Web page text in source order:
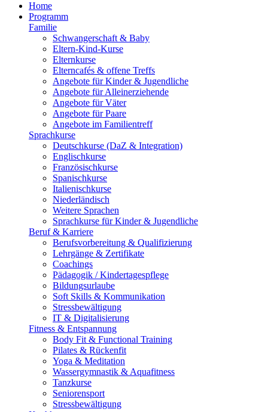
Home
Programm
Familie
Schwangerschaft & Baby
Eltern-Kind-Kurse
Elternkurse
Elterncafés & offene Treffs
Angebote für Kinder & Jugendliche
Angebote für Alleinerziehende
Angebote für Väter
Angebote für Paare
Angebote im Familientreff
Sprachkurse
Deutschkurse (DaZ & Integration)
Englischkurse
Französischkurse
Spanischkurse
Italienischkurse
Niederländisch
Weitere Sprachen
Sprachkurse für Kinder & Jugendliche
Beruf & Karriere
Berufsvorbereitung & Qualifizierung
Lehrgänge & Zertifikate
Coachings
Pädagogik / Kindertagespflege
Bildungsurlaube
Soft Skills & Kommunikation
Stressbewältigung
IT & Digitalisierung
Fitness & Entspannung
Body Fit & Functional Training
Pilates & Rückenfit
Yoga & Meditation
Wassergymnastik & Aquafitness
Tanzkurse
Seniorensport
Stressbewältigung